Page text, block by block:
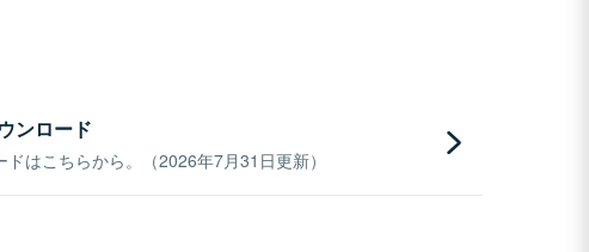
ンロード
はこちらから。（2026年7月31日更新）